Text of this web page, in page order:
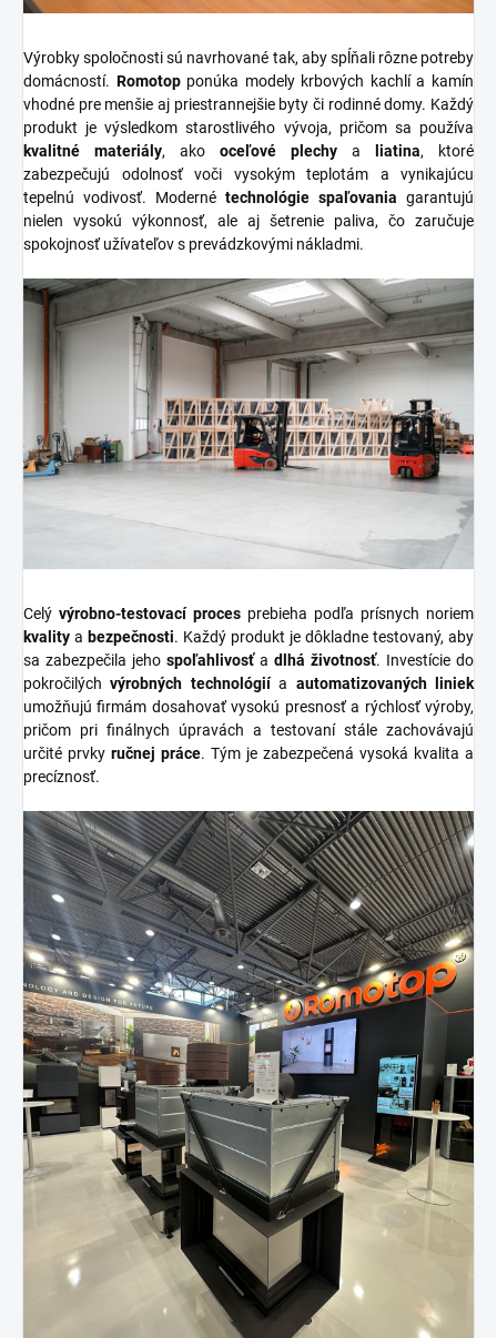
Výrobky spoločnosti sú navrhované tak, aby spĺňali rôzne potreby
domácností. Romotopponúka modely krbových kachlí a kamín
vhodné pre menšie aj priestrannejšie byty či rodinné domy. Každý
produkt je výsledkom starostlivého vývoja, pričom sa používa
kvalitné materiály, ako oceľové plechy a liatina, ktoré
zabezpečujú odolnosť voči vysokým teplotám a vynikajúcu
tepelnú vodivosť. Moderné technológie spaľovania garantujú
nielen vysokú výkonnosť, ale aj šetrenie paliva, čo zaručuje
spokojnosť užívateľov s prevádzkovými nákladmi.
Celý výrobno-testovací proces prebieha podľa prísnych noriem
kvality a bezpečnosti. Každý produkt je dôkladne testovaný, aby
sa zabezpečila jeho spoľahlivosťa dlhá životnosť. Investície do
pokročilýchvýrobných technológiía automatizovaných liniek
umožňujú firmám dosahovať vysokú presnosť a rýchlosť výroby,
pričom pri finálnych úpravách a testovaní stále zachovávajú
určité prvky ručnej práce. Tým je zabezpečená vysoká kvalita a
precíznosť.